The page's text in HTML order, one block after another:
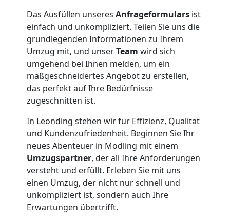
Das Ausfüllen unseres Anfrageformulars ist
einfach und unkompliziert. Teilen Sie uns die
grundlegenden Informationen zu Ihrem
Umzug mit, und unserTeam wird sich
umgehend bei Ihnen melden, um ein
maßgeschneidertes Angebot zu erstellen,
das perfekt auf Ihre Bedürfnisse
zugeschnitten ist.
In Leonding stehen wir für Effizienz, Qualität
und Kundenzufriedenheit. Beginnen Sie Ihr
neues Abenteuer in Mödling mit einem
Umzugspartner, der all Ihre Anforderungen
versteht und erfüllt. Erleben Sie mit uns
einen Umzug, der nicht nur schnell und
unkompliziert ist, sondern auch Ihre
Erwartungen übertrifft.
Beiladung
National
Beiladung
International
Internationaler
Umzug
Nationaler